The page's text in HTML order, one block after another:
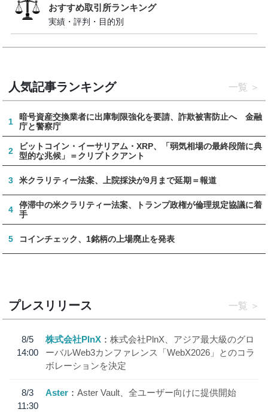
おすすめ取引所ランキング
実績・評判・目的別
人気記事ランキング 一覧
1
暗号資産交換業者に出庫制限強化を要請、詐欺被害防止へ 金融
庁と警察庁
2
ビットコイン・イーサリアム・XRP、「弱気相場の最終段階に典
型的な兆候」＝クリプトクアント
3 米クラリティー法案、上院採決が9月まで延期＝報道
4
停滞中の米クラリティー法案、トランプ政権が倫理規定協議に着
手
5 コインチェック、1銘柄の上場廃止を発表
プレスリリース 一覧
8/5
14:00
株式会社PlnX
株式会社PlnX、アジア最大級のグロ
ーバルWeb3カンファレンス「WebX2026」とのコラ
ボレーションを決定
8/3
11:30
Aster Aster Vault、全ユーザー向けに提供開始